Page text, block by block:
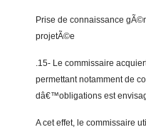
Prise de connaissance
projetÃ©e
.15- Le commissaire
permettant notamment de
dâ€™obligations est
A cet effet, le commissaire